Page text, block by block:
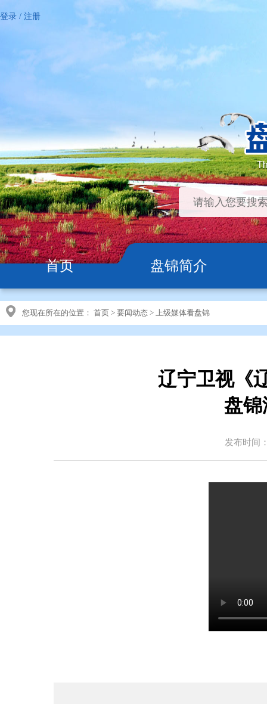
登录 / 注册
首页 盘锦简介
您现在所在的位置： 首页 > 要闻动态 > 上级媒体看盘锦
辽宁卫视《
盘锦
发布时间